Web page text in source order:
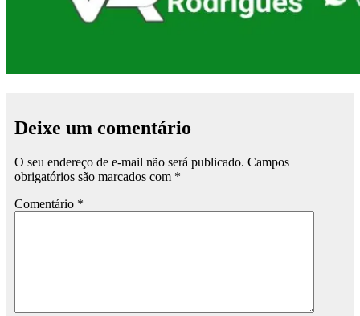
Deixe um comentário
O seu endereço de e-mail não será publicado. Campos
obrigatórios são marcados com *
Comentário *